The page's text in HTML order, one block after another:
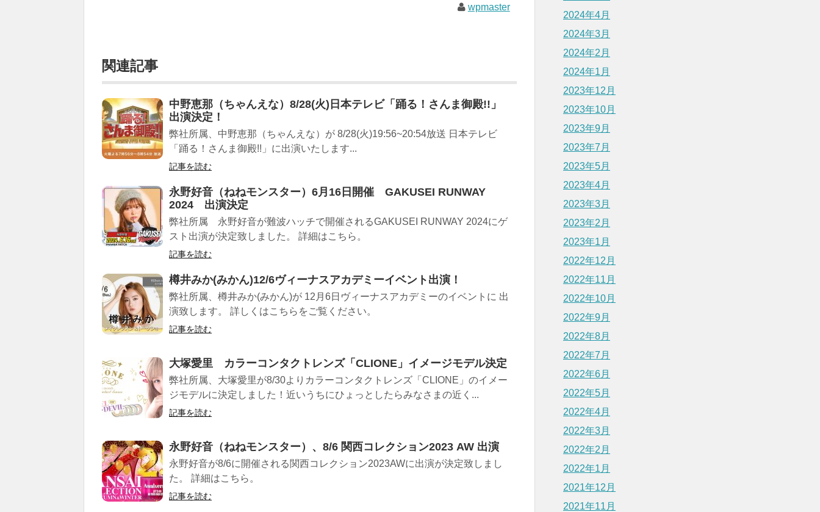
wpmaster
関連記事
中野恵那（ちゃんえな）8/28(火)日本テレビ「踊る！さんま御殿!!」
出演決定！
弊社所属、中野恵那（ちゃんえな）が 8/28(火)19:56~20:54放送 日本テレビ
「踊る！さんま御殿!!」に出演いたします...
記事を読む
永野好音（ねねモンスター）6月16日開催 GAKUSEI RUNWAY
2024 出演決定
弊社所属 永野好音が難波ハッチで開催されるGAKUSEI RUNWAY 2024にゲ
スト出演が決定致しました。 詳細はこちら。
記事を読む
樽井みか(みかん)12/6ヴィーナスアカデミーイベント出演！
弊社所属、樽井みか(みかん)が 12月6日ヴィーナスアカデミーのイベントに 出
演致します。 詳しくはこちらをご覧ください。
記事を読む
大塚愛里 カラーコンタクトレンズ「CLIONE」イメージモデル決定
弊社所属、大塚愛里が8/30よりカラーコンタクトレンズ「CLIONE」のイメー
ジモデルに決定しました！近いうちにひょっとしたらみなさまの近く...
記事を読む
永野好音（ねねモンスター）、8/6 関西コレクション2023 AW 出演
永野好音が8/6に開催される関西コレクション2023AWに出演が決定致しまし
た。 詳細はこちら。
記事を読む
2024年4月
2024年3月
2024年2月
2024年1月
2023年12月
2023年10月
2023年9月
2023年7月
2023年5月
2023年4月
2023年3月
2023年2月
2023年1月
2022年12月
2022年11月
2022年10月
2022年9月
2022年8月
2022年7月
2022年6月
2022年5月
2022年4月
2022年3月
2022年2月
2022年1月
2021年12月
2021年11月